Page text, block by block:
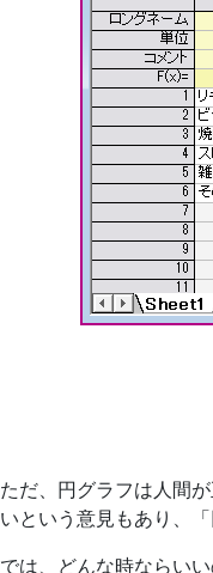
ただ、円グラフは人間
いという意見もあり、
では、どんな時ならい